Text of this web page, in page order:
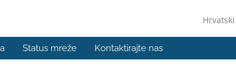
Hrvatski
Status mreže Kontaktirajte nas